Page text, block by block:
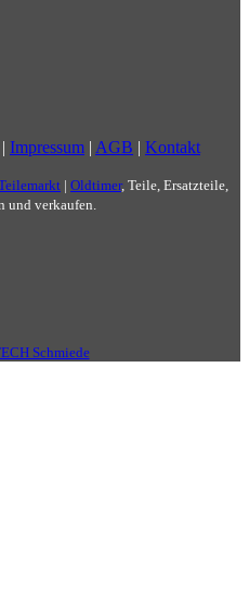
| Impressum | AGB | Kontakt
| Oldtimer, Teile, Ersatzteile,
und verkaufen.
Schmiede